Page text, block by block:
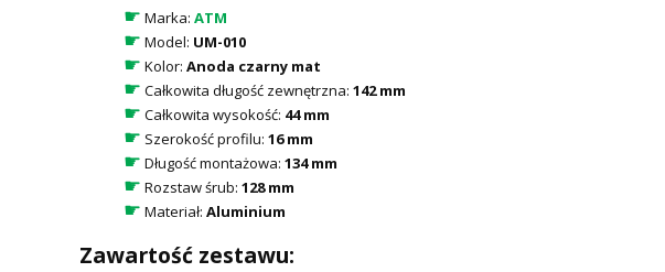
☛ Marka: ATM
☛ Model: UM-010
☛ Kolor: Anoda czarny mat
☛ Całkowita długość zewnętrzna: 142 mm
☛ Całkowita wysokość: 44 mm
☛ Szerokość profilu: 16 mm
☛ Długość montażowa: 134 mm
☛ Rozstaw śrub: 128 mm
☛ Materiał: Aluminium
Zawartość zestawu: